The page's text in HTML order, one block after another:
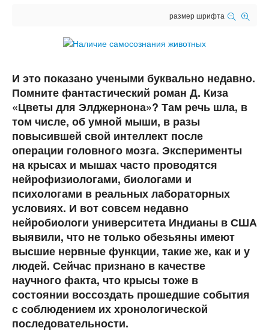
размер шрифта
И это показано учеными буквально недавно.
Помните фантастический роман Д. Киза
«Цветы для Элджернона»? Там речь шла, в
том числе, об умной мыши, в разы
повысившей свой интеллект после
операции головного мозга. Эксперименты
на крысах и мышах часто проводятся
нейрофизиологами, биологами и
психологами в реальных лабораторных
условиях. И вот совсем недавно
нейробиологи университета Индианы в США
выявили, что не только обезьяны имеют
высшие нервные функции, такие же, как и у
людей. Сейчас признано в качестве
научного факта, что крысы тоже в
состоянии воссоздать прошедшие события
с соблюдением их хронологической
последовательности.